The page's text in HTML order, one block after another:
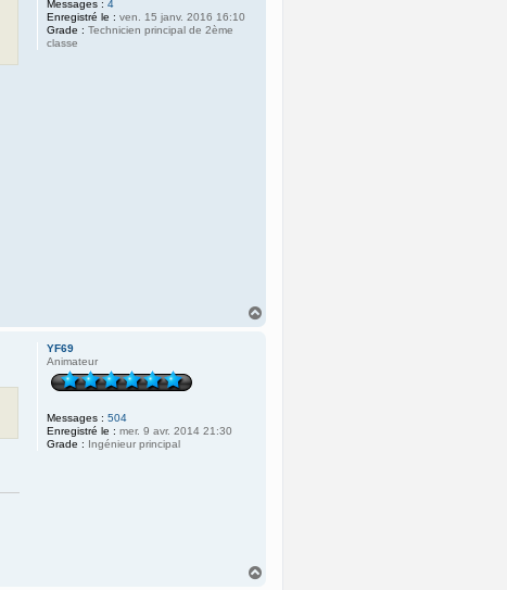
Messages : 4
Enregistré le : ven. 15 janv. 2016 16:10
Grade : Technicien principal de 2ème
classe
YF69
Animateur
Messages : 504
Enregistré le : mer. 9 avr. 2014 21:30
Grade : Ingénieur principal